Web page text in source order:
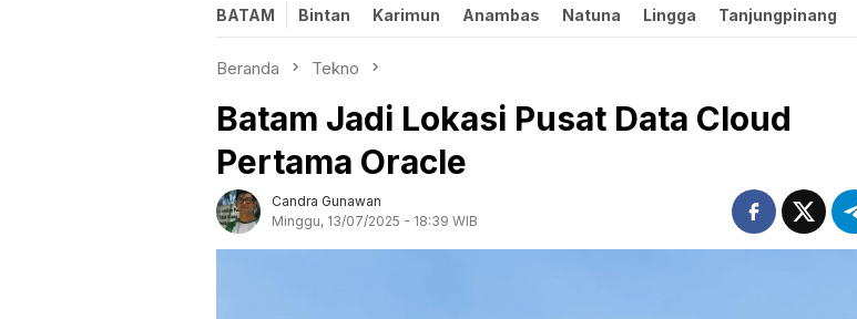
BATAM Bintan Karimun Anambas Natuna Lingga Tanjungpinang
Beranda Tekno
Batam Jadi Lokasi Pusat Data Cloud
Pertama Oracle
Candra Gunawan
Minggu, 13/07/2025 - 18:39 WIB